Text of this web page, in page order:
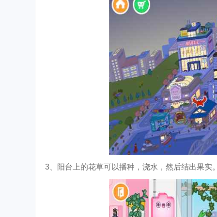
3、阳台上的花草可以播种，浇水，然后结出果实